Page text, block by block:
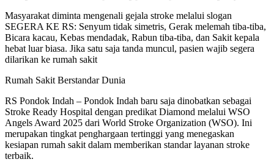
Masyarakat diminta mengenali gejala stroke melalui slogan
SEGERA KE RS: Senyum tidak simetris, Gerak melemah tiba-tiba,
Bicara kacau, Kebas mendadak, Rabun tiba-tiba, dan Sakit kepala
hebat luar biasa. Jika satu saja tanda muncul, pasien wajib segera
dilarikan ke rumah sakit
Rumah Sakit Berstandar Dunia
RS Pondok Indah – Pondok Indah baru saja dinobatkan sebagai
Stroke Ready Hospital dengan predikat Diamond melalui WSO
Angels Award 2025 dari World Stroke Organization (WSO). Ini
merupakan tingkat penghargaan tertinggi yang menegaskan
kesiapan rumah sakit dalam memberikan standar layanan stroke
terbaik.